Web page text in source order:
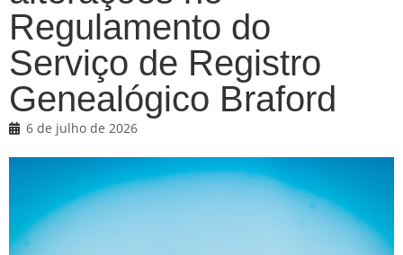
Regulamento do
Serviço de Registro
Genealógico Braford
6 de julho de 2026